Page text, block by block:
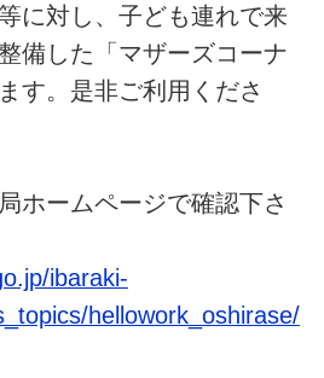
に対し、子ども連れで来
備した「マザーズコーナ
す。是非ご利用くださ
ホームページで確認下さ
ibaraki-
hellowork_oshirase/